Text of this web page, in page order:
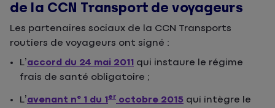
de la CCN Transport de voyageurs
Les partenaires sociaux de la CCN Transports
routiers de voyageurs ont signé :
L’accord du 24 mai 2011 qui instaure le régime
frais de santé obligatoire ;
L’avenant n° 1 du 1er octobre 2015 qui intègre le